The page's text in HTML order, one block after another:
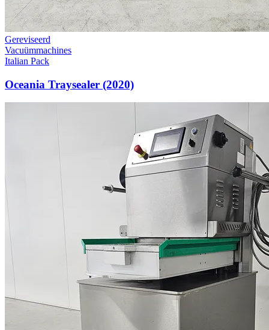
Gereviseerd
Vacuümmachines
Italian Pack
Oceania Traysealer (2020)